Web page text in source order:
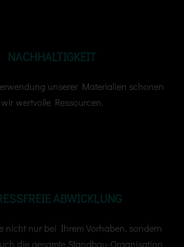
NACHHALTIGKEIT
unserer Materialien schonen
wir wertvolle Ressourcen.
ABWICKLUNG
nicht nur bei Ihrem Vorhaben, sondern
die gesamte Standbau-Organisation